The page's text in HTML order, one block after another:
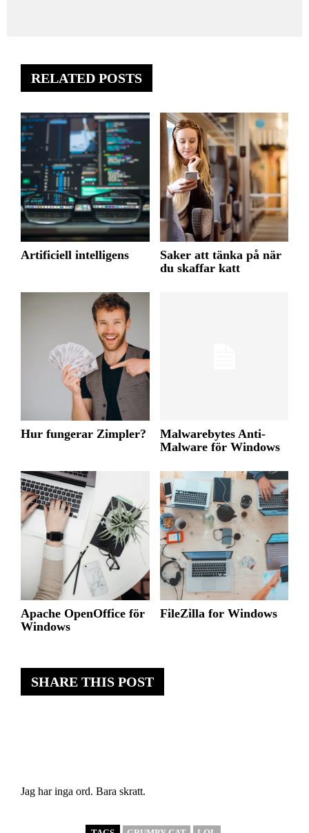
SHARE THIS POST
Jag har inga ord. Bara skratt.
RELATED POSTS
Artificiell intelligens
Saker att tänka på när
du skaffar katt
Hur fungerar Zimpler?
Malwarebytes Anti-
Malware för Windows
Apache OpenOffice för
Windows
FileZilla for Windows